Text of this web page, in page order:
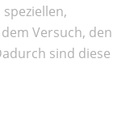
Versuch, den
sind diese